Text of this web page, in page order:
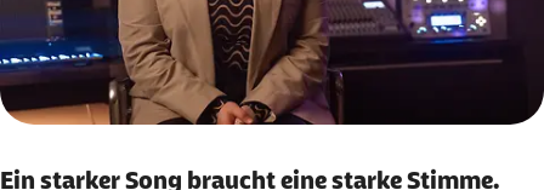
Ein starker Song braucht eine starke Stimme.